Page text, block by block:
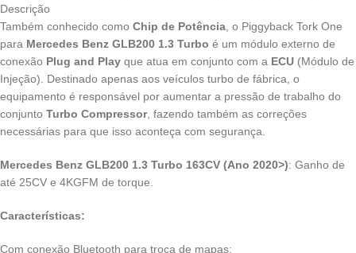
Descrição
Também conhecido como Chip de Potência, o Piggyback Tork One
para Mercedes Benz GLB200 1.3 Turbo é um módulo externo de
conexão Plug and Play que atua em conjunto com a ECU (Módulo de
Injeção). Destinado apenas aos veículos turbo de fábrica, o
equipamento é responsável por aumentar a pressão de trabalho do
conjunto Turbo Compressor, fazendo também as correções
necessárias para que isso aconteça com segurança.
Mercedes Benz GLB200 1.3 Turbo 163CV (Ano 2020>): Ganho de
até 25CV e 4KGFM de torque.
Características:
Com conexão Bluetooth para troca de mapas;